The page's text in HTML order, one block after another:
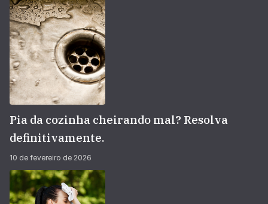
Pia da cozinha cheirando mal? Resolva
definitivamente.
10 de fevereiro de 2026